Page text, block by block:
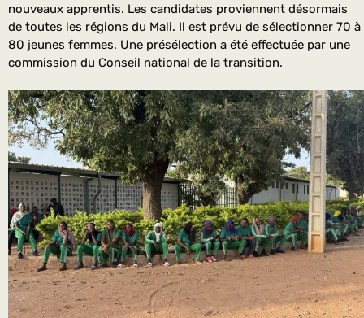
nouveaux apprentis. Les candidates proviennent désormais
de toutes les régions du Mali. Il est prévu de sélectionner 70 à
80 jeunes femmes. Une présélection a été effectuée par une
commission du Conseil national de la transition.